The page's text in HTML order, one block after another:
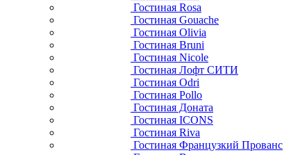
Гостиная Rosa
Гостиная Gouache
Гостиная Olivia
Гостиная Bruni
Гостиная Nicole
Гостиная Лофт СИТИ
Гостиная Odri
Гостиная Pollo
Гостиная Доната
Гостиная ICONS
Гостиная Riva
Гостиная Французкий Прованс